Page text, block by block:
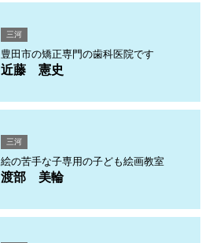
三河
豊田市の矯正専門の歯科医院です
近藤 憲史
三河
絵の苦手な子専用の子ども絵画教室
渡部 美輪